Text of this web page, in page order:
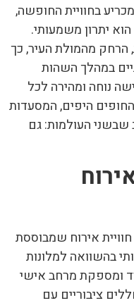
בחוויית החופשה,
יתרון משמעותי.
מהמולת העיר, כך
במהלך השהות
נוחה ומהירה לכל
היפים, המסעדות
שבשני העולמות: גם
אירוח שמבוססת
בהשוואה למלונות
ומספקת מרחב אישי
ציבוריים עם